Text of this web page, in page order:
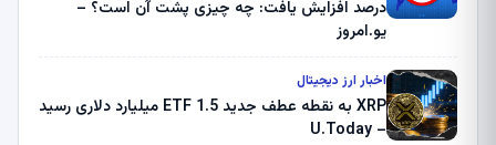
درصد افزایش یافت: چه چیزی پشت آن است؟ –
یو.امروز
اخبار ارز دیجیتال
XRP به نقطه عطف جدید ETF 1.5 میلیارد دلاری رسید
– U.Today